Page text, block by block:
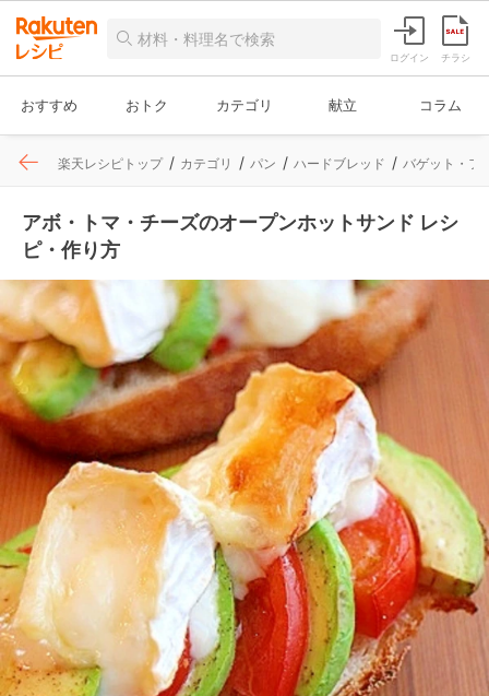
ログイン チラシ
おすすめ おトク カテゴリ 献立 コラム
楽天レシピトップ カテゴリ パン ハードブレッド バゲット・フ
アボ・トマ・チーズのオープンホットサンド レシ
ピ・作り方